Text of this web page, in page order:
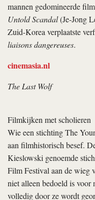
mannen gedomineerde
Untold Scandal(Je-Jong
Zuid-Korea verplaatste
liaisons dangereuses.
cinemasia.nl
The Last Wolf
Filmkijken met scholieren
Wie een stichting The
aan filmhistorisch besef.
Kieslowski genoemde
Film Festival aan de wieg
niet alleen bedoeld is voor
volledig door ze wordt